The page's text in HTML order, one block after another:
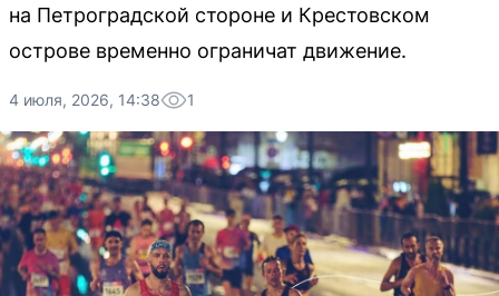
на Петроградской стороне и Крестовском
острове временно ограничат движение.
4 июля, 2026, 14:38 1